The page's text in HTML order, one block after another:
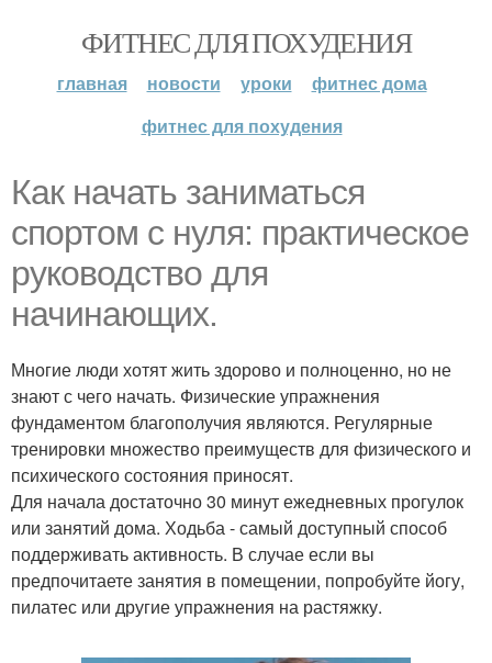
ФИТНЕС ДЛЯ ПОХУДЕНИЯ
главная новости уроки
фитнес дома
фитнес для похудения
Как начать заниматься
спортом с нуля: практическое
руководство для
начинающих.
Многие люди хотят жить здорово и полноценно, но не
знают с чего начать. Физические упражнения
фундаментом благополучия являются. Регулярные
тренировки множество преимуществ для физического и
психического состояния приносят.
Для начала достаточно 30 минут ежедневных прогулок
или занятий дома. Ходьба - самый доступный способ
поддерживать активность. В случае если вы
предпочитаете занятия в помещении, попробуйте йогу,
пилатес или другие упражнения на растяжку.